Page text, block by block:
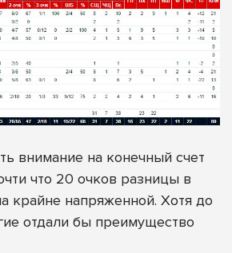
внимание на конечный счет
что 20 очков разницы в
крайне напряженной. Хотя до
отдали бы преимущество